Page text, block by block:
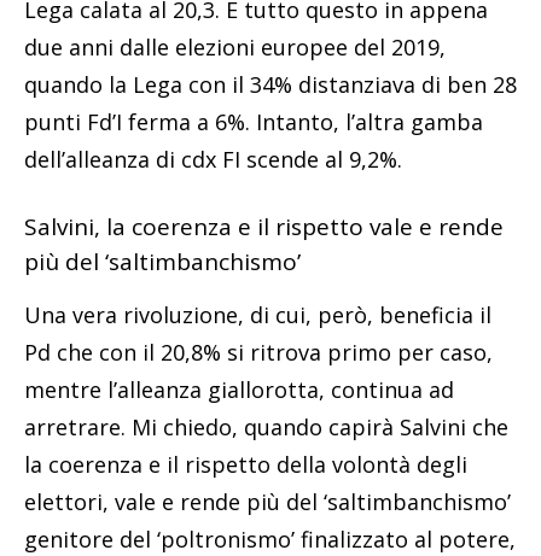
Lega calata al 20,3. E tutto questo in appena
due anni dalle elezioni europee del 2019,
quando la Lega con il 34% distanziava di ben 28
punti Fd’I ferma a 6%. Intanto, l’altra gamba
dell’alleanza di cdx FI scende al 9,2%.
Salvini, la coerenza e il rispetto vale e rende
più del ‘saltimbanchismo’
Una vera rivoluzione, di cui, però, beneficia il
Pd che con il 20,8% si ritrova primo per caso,
mentre l’alleanza giallorotta, continua ad
arretrare. Mi chiedo, quando capirà Salvini che
la coerenza e il rispetto della volontà degli
elettori, vale e rende più del ‘saltimbanchismo’
genitore del ‘poltronismo’ finalizzato al potere,